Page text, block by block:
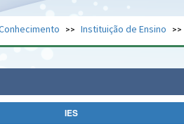
da União Banco Central do Brasil
Instituição de Ensino
IES